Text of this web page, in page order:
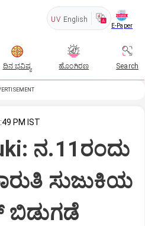
UV English
E-Paper
ದಿನ ಭವಿಷ್ಯ ಹೊಂಗಿರಣ Search
PM IST
ನ.11ರಂದು
ಸುಜುಕಿಯ
ಬಿಡುಗಡೆ